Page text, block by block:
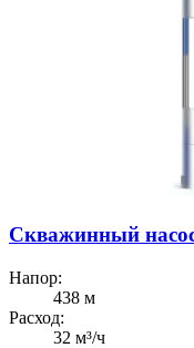
Скважинный
Напор:
438 м
Расход:
32 м³/ч